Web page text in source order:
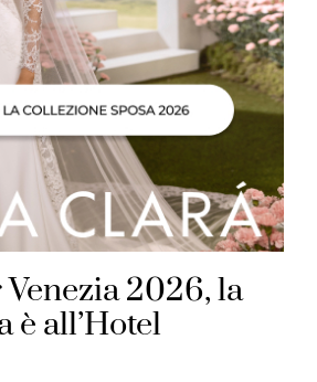
2026, la
è all’Hotel